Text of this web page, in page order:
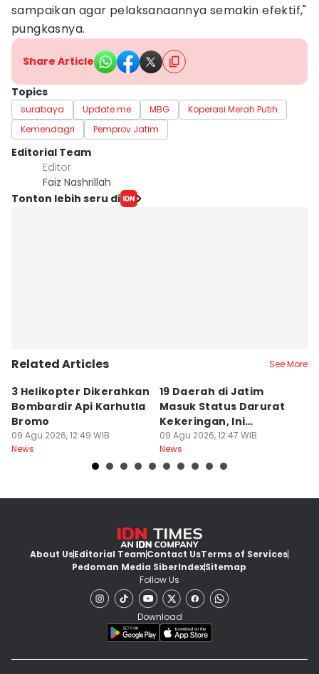
sampaikan agar pelaksanaannya semakin efektif,"
pungkasnya.
Share Article
Topics
surabaya Update me MBG
Koperasi Merah Putih
Kemendagri
Pemprov Jatim
Editorial Team
Editor
Faiz Nashrillah
Tonton lebih seru di
Related Articles See More
3 Helikopter Dikerahkan
Bombardir Api Karhutla
Bromo
09 Agu 2026, 12:49 WIB
News
19 Daerah di Jatim
Masuk Status Darurat
Kekeringan, Ini
Daftarnya
09 Agu 2026, 12:47 WIB
News
About UsEditorial TeamContact UsTerms of Services
Pedoman Media SiberIndexSitemap
Follow Us
Download